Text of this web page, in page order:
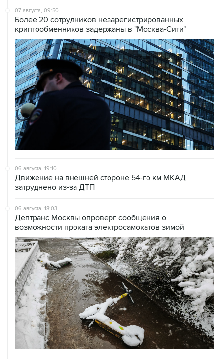
07 августа, 09:50
Более 20 сотрудников незарегистрированных
криптообменников задержаны в "Москва-Сити"
06 августа, 19:10
Движение на внешней стороне 54-го км МКАД
затруднено из-за ДТП
06 августа, 18:03
Дептранс Москвы опроверг сообщения о
возможности проката электросамокатов зимой